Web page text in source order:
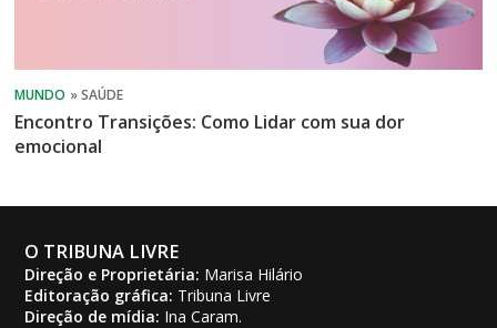
Encontro Transições: Como Lidar com sua dor
emocional
O TRIBUNA LIVRE
Direção e Proprietária: Marisa Hilário
Editoração gráfica: Tribuna Livre
Direção de mídia: Ina Caram.